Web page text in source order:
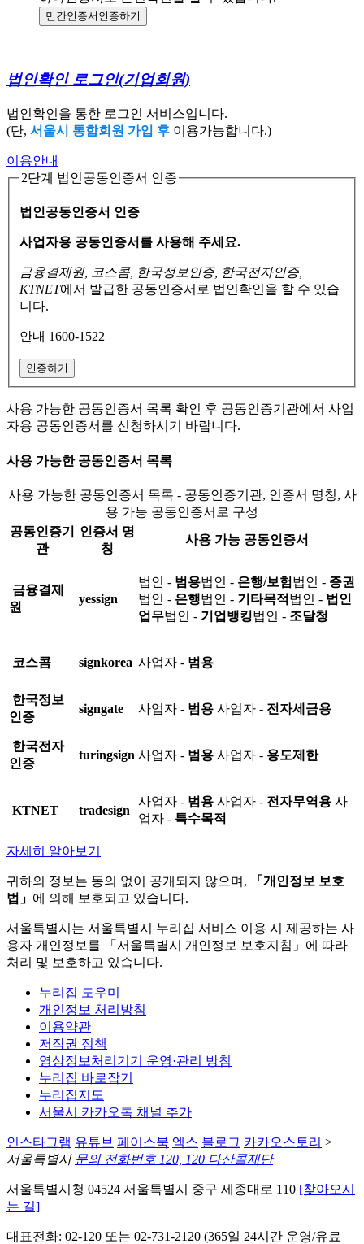
민간인증서 인증하기
법인확인 로그인(기업회원)
법인확인을 통한 로그인 서비스입니다.
(단, 서울시 통합회원 가입 후 이용가능합니다.)
이용안내
2단계 법인공동인증서 인증
법인공동인증서 인증
사업자용 공동인증서를 사용해 주세요.
금융결제원, 코스콤, 한국정보인증, 한국전자인증,
KTNET에서 발급한 공동인증서로 법인확인을 할 수 있습
니다.
안내 1600-1522
인증하기
사용 가능한 공동인증서 목록 확인 후 공동인증기관에서 사업
자용 공동인증서를 신청하시기 바랍니다.
사용 가능한 공동인증서 목록
사용 가능한 공동인증서 목록 - 공동인증기관, 인증서 명칭, 사
용 가능 공동인증서로 구성
공동인증기
관
인증서 명
칭
사용 가능 공동인증서
금융결제
원
yessign
법인 - 범용법인 - 은행/보험 법인 - 증권
법인 - 은행법인 - 기타목적 법인 - 법인
업무법인 - 기업뱅킹법인 - 조달청
코스콤 signkorea 사업자 - 범용
한국정보
인증
signgate 사업자 - 범용 사업자 - 전자세금용
한국전자
인증
turingsign 사업자 - 범용 사업자 - 용도제한
KTNET tradesign
사업자 - 범용 사업자 - 전자무역용 사
업자 - 특수목적
자세히 알아보기
귀하의 정보는 동의 없이 공개되지 않으며,
「개인정보 보호
법」 에 의해 보호되고 있습니다.
서울특별시는 서울특별시 누리집 서비스 이용 시 제공하는 사
용자 개인정보를 「서울특별시 개인정보 보호지침」에 따라
처리 및 보호하고 있습니다.
누리집 도우미
개인정보 처리방침
이용약관
저작권 정책
영상정보처리기기 운영·관리 방침
누리집 바로잡기
누리집지도
서울시 카카오톡 채널 추가
인스타그램 유튜브 페이스북 엑스 블로그 카카오스토리 >
서울특별시 문의 전화번호 120, 120 다산콜재단
서울특별시청 04524 서울특별시 중구 세종대로 110 [찾아오시
는 길]
대표전화: 02-120 또는 02-731-2120 (365일 24시간 운영/유료